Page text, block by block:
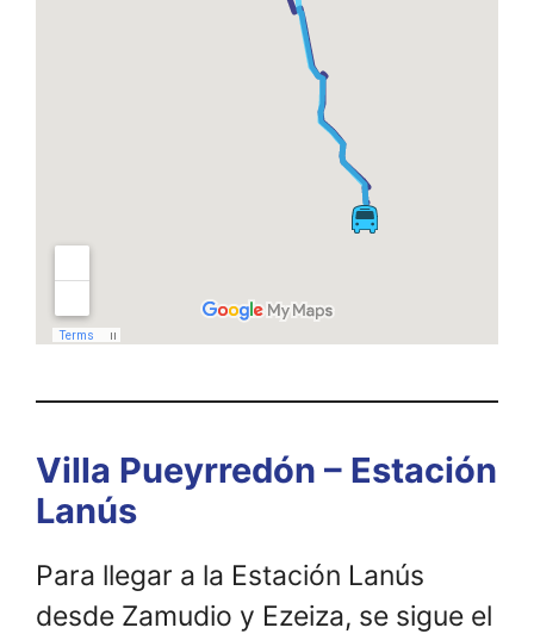
Villa Pueyrredón – Estación
Lanús
Para llegar a la Estación Lanús
desde Zamudio y Ezeiza, se sigue el